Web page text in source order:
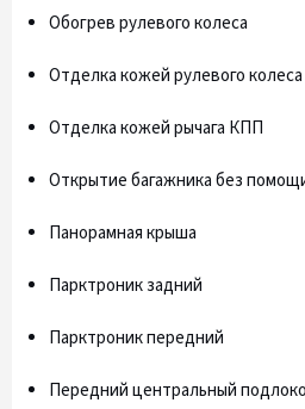
Обогрев рулевого колеса
Отделка кожей рулевого колеса
Отделка кожей рычага КПП
Открытие багажника без
Панорамная крыша
Парктроник задний
Парктроник передний
Передний центральный